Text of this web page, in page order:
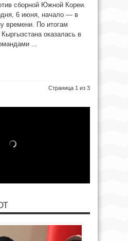
сборной Южной Кореи.
6 июня, начало — в
времени. По итогам
оказалась в
...
Страница 1 из 3